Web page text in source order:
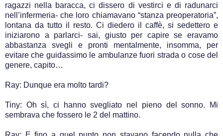
ragazzi nella baracca, ci dissero di vestirci e di radunarci
nell’infermeria- che loro chiamavano “stanza preoperatoria”,
lontana da tutto il resto. Ci diedero il caffè, si sedettero e
iniziarono a parlarci- sai, giusto per capire se eravamo
abbastanza svegli e pronti mentalmente, insomma, per
evitare che guidassimo le ambulanze fuori strada o cose del
genere, capito…
Ray: Dunque era molto tardi?
Tiny: Oh sì, ci hanno svegliato nel pieno del sonno. Mi
sembrava che fossero le 2 del mattino.